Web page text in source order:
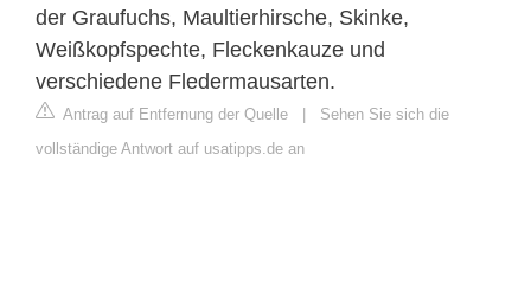
der Graufuchs, Maultierhirsche, Skinke,
Weißkopfspechte, Fleckenkauze und
verschiedene Fledermausarten.
Antrag auf Entfernung der Quelle | Sehen Sie sich die
vollständige Antwort auf usatipps.de an